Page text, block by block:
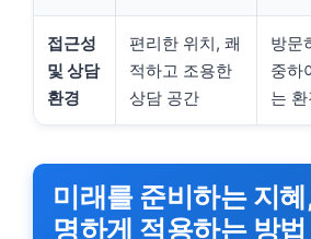
접근성
및 상담
환경
편리한 위치, 쾌
적하고 조용한
상담 공간
방문
중하
는
미래를 준비하는 지
명하게 적용하는 방법